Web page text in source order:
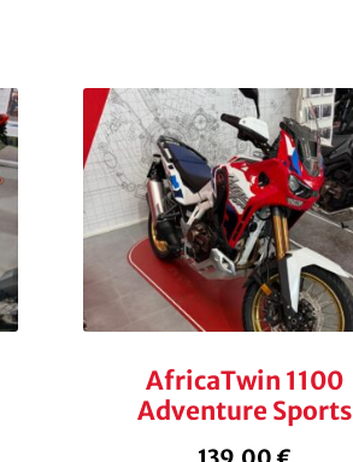
AfricaTwin 1100
Adventure Sports